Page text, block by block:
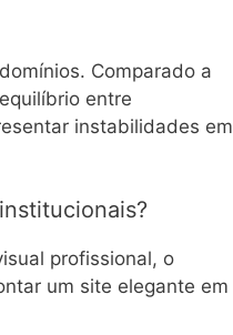
Comparado a
entre
instabilidades em
profissional, o
um site elegante em